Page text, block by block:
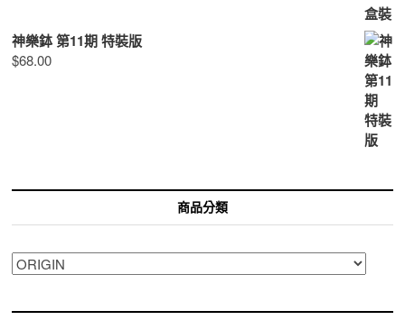
神樂鉢 第11期 特裝版
$68.00
商品分類